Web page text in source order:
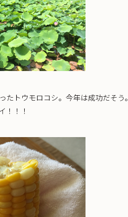
たトウモロコシ。今年は成功だそう。
！！！